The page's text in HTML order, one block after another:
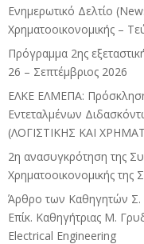
Ενημερωτικό Δελτίο
Χρηματοοικονομικής –
Πρόγραμμα 2ης
26 – Σεπτέμβριος 2026
ΕΛΚΕ ΕΛΜΕΠΑ:
Εντεταλμένων
(ΛΟΓΙΣΤΙΚΗΣ ΚΑΙ
2η ανασυγκρότηση της
Χρηματοοικονομικής
Άρθρο των Καθηγητών Σ.
Επίκ. Καθηγήτριας Μ.
Electrical Engineering